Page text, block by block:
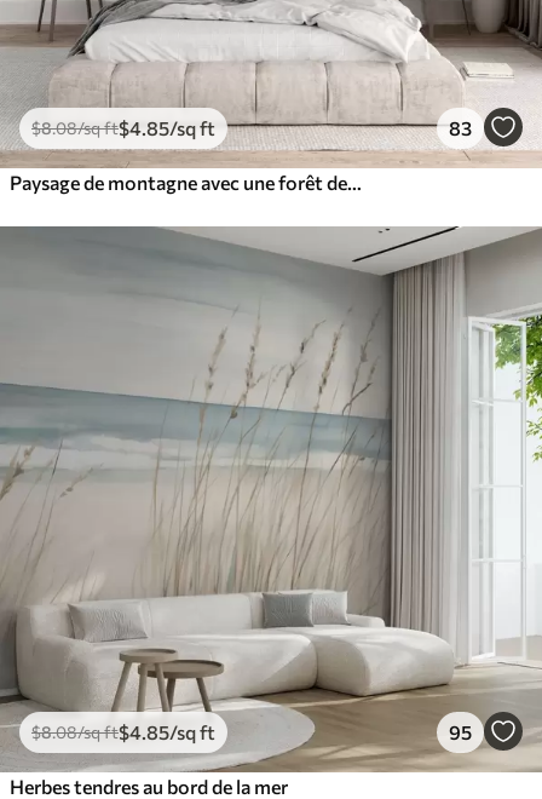
$8.08/sq ft$4.85/sq ft 83
Paysage de montagne avec une forêt de pins et des montagnes étagées à l'aube avec un léger brouillard aquarelle imitation art
$8.08/sq ft$4.85/sq ft 95
Herbes tendres au bord de la mer